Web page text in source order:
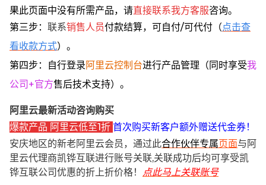
果此页面中没有所需产品，请直接联系我方客服咨询。
第三步： 联系销售人员付款结算，可自付/可代付（点击查
看收款方式）。
第四步：自行登录阿里云控制台进行产品管理（同时享受我
公司+官方售后技术支持）。
阿里云最新活动咨询购买
爆款产品 阿里云低至1折 首次购买新客户额外赠送代金券！
安庆地区的新老阿里云会员，通过此合作伙伴专属页面与阿
里云代理商凯铧互联进行账号关联,关联成功后均可享受凯
铧互联公司优惠的折上折价格！
点此马上关联账号